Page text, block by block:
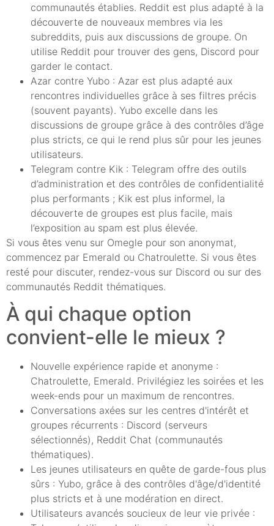
communautés établies. Reddit est plus adapté à la
découverte de nouveaux membres via les
subreddits, puis aux discussions de groupe. On
utilise Reddit pour trouver des gens, Discord pour
garder le contact.
Azar contre Yubo : Azar est plus adapté aux
rencontres individuelles grâce à ses filtres précis
(souvent payants). Yubo excelle dans les
discussions de groupe grâce à des contrôles d’âge
plus stricts, ce qui le rend plus sûr pour les jeunes
utilisateurs.
Telegram contre Kik : Telegram offre des outils
d’administration et des contrôles de confidentialité
plus performants ; Kik est plus informel, la
découverte de groupes est plus facile, mais
l’exposition au spam est plus élevée.
Si vous êtes venu sur Omegle pour son anonymat,
commencez par Emerald ou Chatroulette. Si vous êtes
resté pour discuter, rendez-vous sur Discord ou sur des
communautés Reddit thématiques.
À qui chaque option
convient-elle le mieux ?
Nouvelle expérience rapide et anonyme :
Chatroulette, Emerald. Privilégiez les soirées et les
week-ends pour un maximum de rencontres.
Conversations axées sur les centres d'intérêt et
groupes récurrents : Discord (serveurs
sélectionnés), Reddit Chat (communautés
thématiques).
Les jeunes utilisateurs en quête de garde-fous plus
sûrs : Yubo, grâce à des contrôles d'âge/d'identité
plus stricts et à une modération en direct.
Utilisateurs avancés soucieux de leur vie privée :